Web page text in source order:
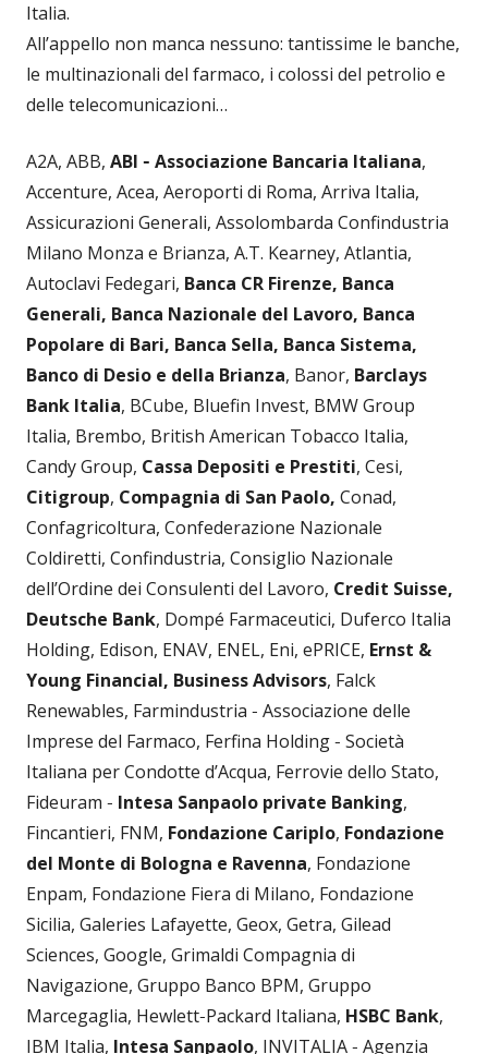
Italia.
All’appello non manca nessuno: tantissime le banche,
le multinazionali del farmaco, i colossi del petrolio e
delle telecomunicazioni…
A2A, ABB, ABI ‐ Associazione Bancaria Italiana,
Accenture, Acea, Aeroporti di Roma, Arriva Italia,
Assicurazioni Generali, Assolombarda Confindustria
Milano Monza e Brianza, A.T. Kearney, Atlantia,
Autoclavi Fedegari, Banca CR Firenze, Banca
Generali, Banca Nazionale del Lavoro, Banca
Popolare di Bari, Banca Sella, Banca Sistema,
Banco di Desio e della Brianza, Banor, Barclays
Bank Italia, BCube, Bluefin Invest, BMW Group
Italia, Brembo, British American Tobacco Italia,
Candy Group, Cassa Depositi e Prestiti, Cesi,
Citigroup, Compagnia di San Paolo, Conad,
Confagricoltura, Confederazione Nazionale
Coldiretti, Confindustria, Consiglio Nazionale
dell’Ordine dei Consulenti del Lavoro, Credit Suisse,
Deutsche Bank, Dompé Farmaceutici, Duferco Italia
Holding, Edison, ENAV, ENEL, Eni, ePRICE, Ernst &
Young Financial, Business Advisors, Falck
Renewables, Farmindustria ‐ Associazione delle
Imprese del Farmaco, Ferfina Holding ‐ Società
Italiana per Condotte d’Acqua, Ferrovie dello Stato,
Fideuram ‐ Intesa Sanpaolo private Banking,
Fincantieri, FNM, Fondazione Cariplo, Fondazione
del Monte di Bologna e Ravenna, Fondazione
Enpam, Fondazione Fiera di Milano, Fondazione
Sicilia, Galeries Lafayette, Geox, Getra, Gilead
Sciences, Google, Grimaldi Compagnia di
Navigazione, Gruppo Banco BPM, Gruppo
Marcegaglia, Hewlett‐Packard Italiana, HSBC Bank,
IBM Italia, Intesa Sanpaolo, INVITALIA ‐ Agenzia